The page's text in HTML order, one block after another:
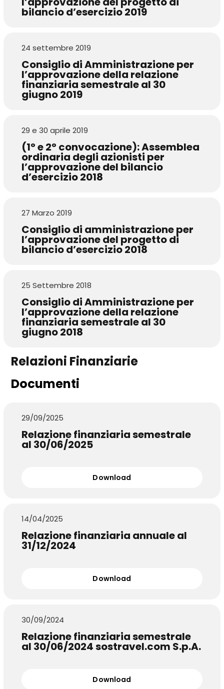
bilancio d’esercizio 2019
24 settembre 2019
Consiglio di Amministrazione per
l’approvazione della relazione
finanziaria semestrale al 30
giugno 2019
29 e 30 aprile 2019
(1° e 2° convocazione): Assemblea
ordinaria degli azionisti per
l’approvazione del bilancio
d’esercizio 2018
27 Marzo 2019
Consiglio di amministrazione per
l’approvazione del progetto di
bilancio d’esercizio 2018
25 Settembre 2018
Consiglio di Amministrazione per
l’approvazione della relazione
finanziaria semestrale al 30
giugno 2018
Relazioni Finanziarie
Documenti
29/09/2025
Relazione finanziaria semestrale
al 30/06/2025
Download
14/04/2025
Relazione finanziaria annuale al
31/12/2024
Download
30/09/2024
Relazione finanziaria semestrale
al 30/06/2024 sostravel.com S.p.A.
Download